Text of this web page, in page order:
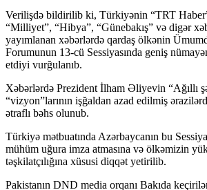
Verilişdə bildirilib ki, Türkiyənin “TRT
“Milliyet”, “Hibya”, “Günebakış” və digər
yayımlanan xəbərlərdə qardaş ölkənin
Forumunun 13-cü Sessiyasında geniş
etdiyi vurğulanıb.
Xəbərlərdə Prezident İlham Əliyevin “Ağıllı
“vizyon”larının işğaldan azad edilmiş
ətraflı bəhs olunub.
Türkiyə mətbuatında Azərbaycanın bu
mühüm uğura imza atmasına və ölkəmizin
təşkilatçılığına xüsusi diqqət yetirilib.
Pakistanın DND media orqanı Bakıda